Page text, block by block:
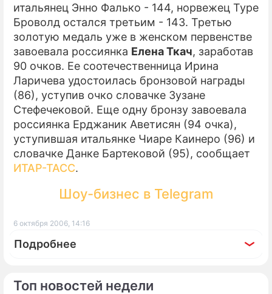
О ПРОЕКТЕ
Топ новостей недели
итальянец Энно Фалько - 144, норвежец Туре
Броволд остался третьим - 143. Третью
золотую медаль уже в женском первенстве
завоевала россиянка Елена Ткач, заработав
90 очков. Ее соотечественница Ирина
Ларичева удостоилась бронзовой награды
(86), уступив очко словачке Зузане
Стефечековой. Еще одну бронзу завоевала
россиянка Ерджаник Аветисян (94 очка),
уступившая итальянке Чиаре Каинеро (96) и
словачке Данке Бартековой (95), сообщает
ИТАР-ТАСС.
Шоу-бизнес в Telegram
6 октября 2006, 14:16
Подробнее